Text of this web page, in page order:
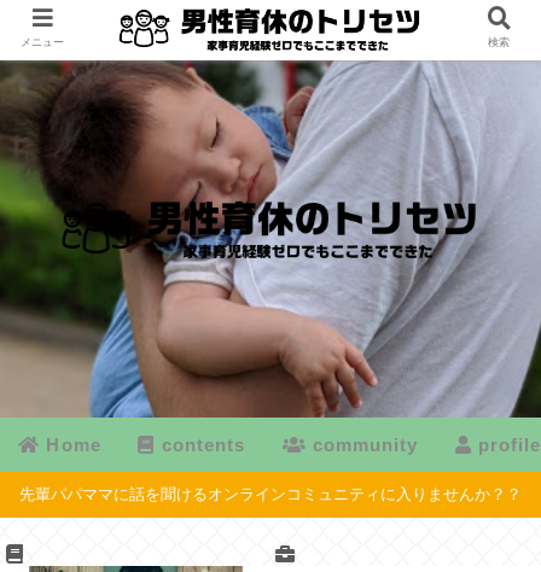
Home contents community profile
先輩パパママに話を聞けるオンラインコミュニティに入りませんか？？
メニュー 検索